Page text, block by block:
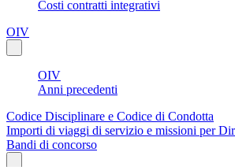
Costi contratti integrativi
OIV
OIV
Anni precedenti
Codice Disciplinare e Codice di Condotta
Importi di viaggi di servizio e missioni per
Bandi di concorso